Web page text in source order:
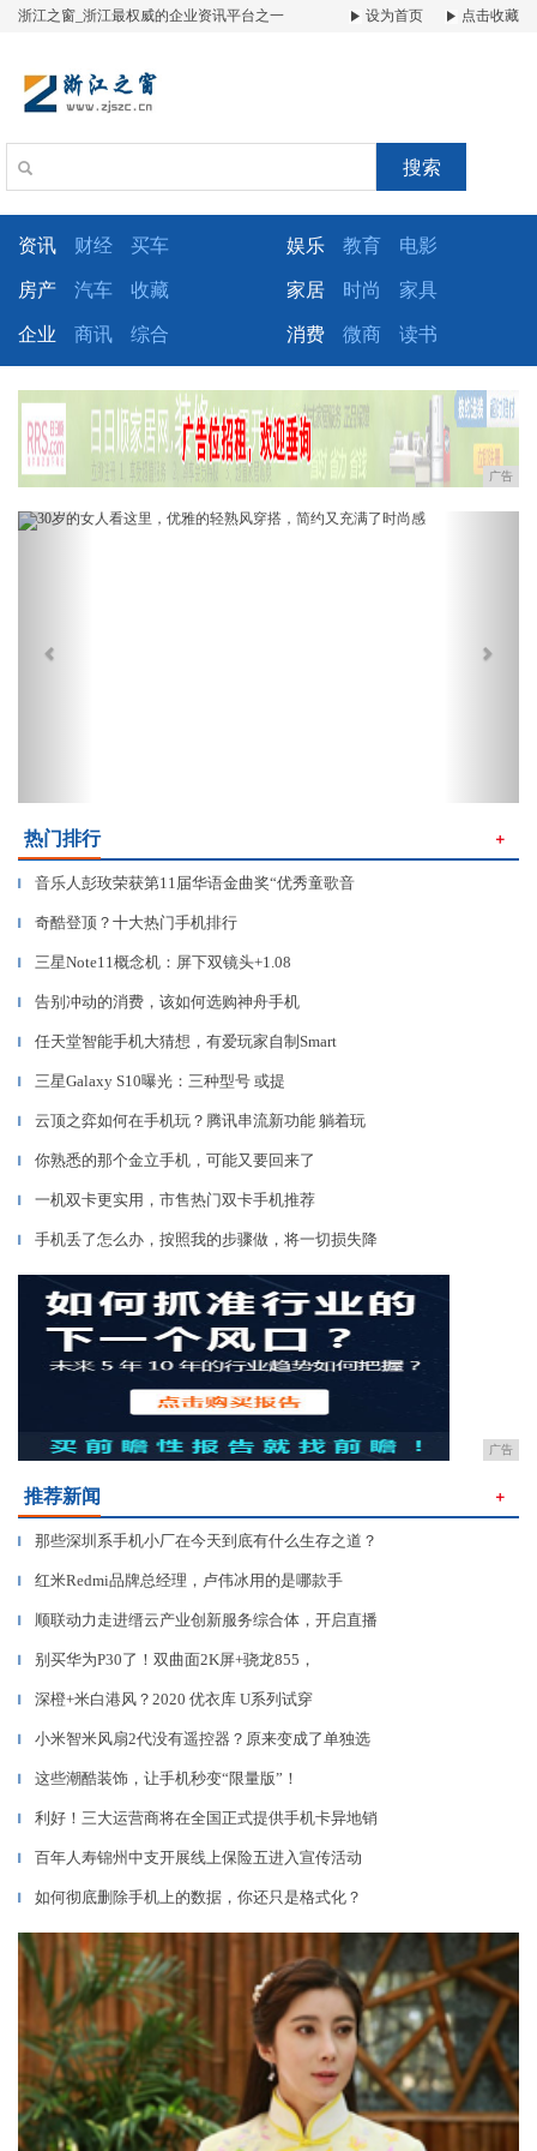
浙江之窗_浙江最权威的企业资讯平台之一 设为首页 点击收藏
搜索
资讯 财经 买车 娱乐 教育 电影
房产 汽车 收藏 家居 时尚 家具
企业 商讯 综合 消费 微商 读书
广告
Previous
热门排行 ＋
▎ 音乐人彭玫荣获第11届华语金曲奖“优秀童歌音
▎ 奇酷登顶？十大热门手机排行
▎ 三星Note11概念机：屏下双镜头+1.08
▎ 告别冲动的消费，该如何选购神舟手机
▎ 任天堂智能手机大猜想，有爱玩家自制Smart
▎ 三星Galaxy S10曝光：三种型号 或提
▎ 云顶之弈如何在手机玩？腾讯串流新功能 躺着玩
▎ 你熟悉的那个金立手机，可能又要回来了
▎ 一机双卡更实用，市售热门双卡手机推荐
▎ 手机丢了怎么办，按照我的步骤做，将一切损失降
广告
推荐新闻 ＋
▎ 那些深圳系手机小厂在今天到底有什么生存之道？
▎ 红米Redmi品牌总经理，卢伟冰用的是哪款手
▎ 顺联动力走进缙云产业创新服务综合体，开启直播
▎ 别买华为P30了！双曲面2K屏+骁龙855，
▎ 深橙+米白港风？2020 优衣库 U系列试穿
▎ 小米智米风扇2代没有遥控器？原来变成了单独选
▎ 这些潮酷装饰，让手机秒变“限量版”！
▎ 利好！三大运营商将在全国正式提供手机卡异地销
▎ 百年人寿锦州中支开展线上保险五进入宣传活动
▎ 如何彻底删除手机上的数据，你还只是格式化？